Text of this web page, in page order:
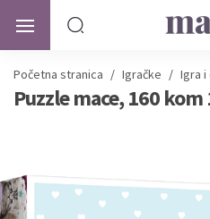
Početna stranica / Igračke / Igra i
Puzzle mace, 160 kom